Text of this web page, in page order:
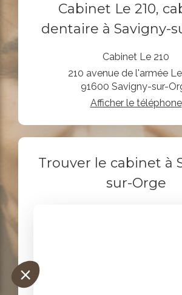
Cabinet Le 210,
dentaire à Savigny-
Cabinet Le 210
210 avenue de l'armée
91600 Savigny-sur-
Afficher le téléphone
Trouver le cabinet à
sur-Orge